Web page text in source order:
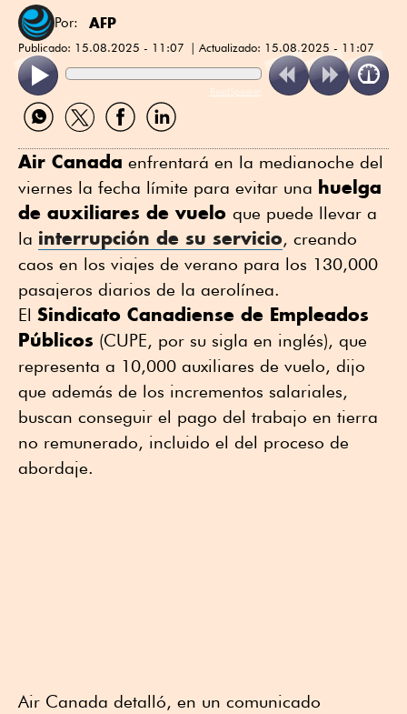
Por: AFP
Publicado: 15.08.2025 - 11:07 Actualizado: 15.08.2025 - 11:07
ReadSpeaker
Compartir
por
Compartir
por
Compartir
por
Compartir
por
Air Canada enfrentará en la medianoche del
viernes la fecha límite para evitar una huelga
de auxiliares de vuelo que puede llevar a
la interrupción de su servicio, creando
caos en los viajes de verano para los 130,000
pasajeros diarios de la aerolínea.
El Sindicato Canadiense de Empleados
Públicos (CUPE, por su sigla en inglés), que
representa a 10,000 auxiliares de vuelo, dijo
que además de los incrementos salariales,
buscan conseguir el pago del trabajo en tierra
no remunerado, incluido el del proceso de
abordaje.
Air Canada detalló, en un comunicado